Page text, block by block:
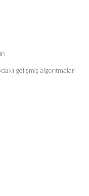
gelişmiş algoritmalar!